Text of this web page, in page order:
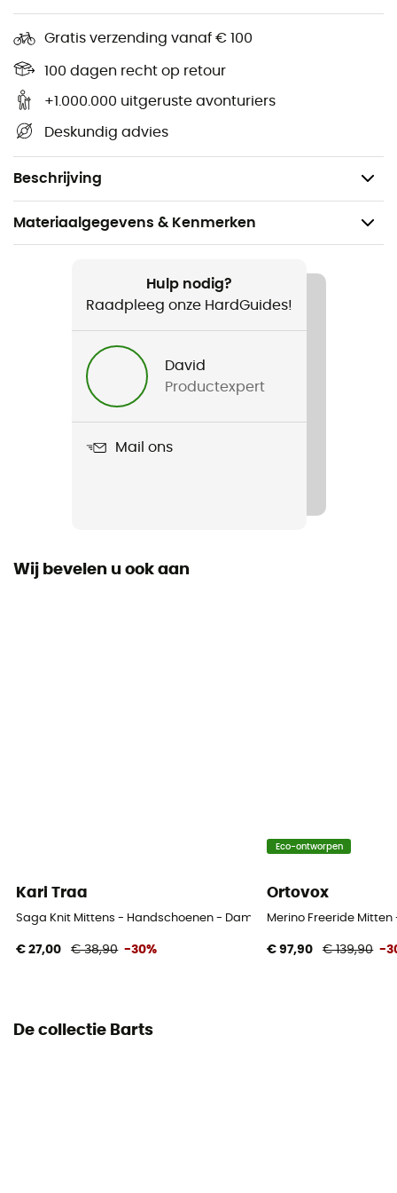
Gratis verzending vanaf € 100
100 dagen recht op retour
+1.000.000 uitgeruste avonturiers
Deskundig advies
Beschrijving
Perfect te combineren met een bont hoofdband,
een Josh hoed, een bont hoofdband en een
Lucerne bomber
80% acryl 20% polyester
Voering 100% polyester
Materiaalgegevens & Kenmerken
Alpine Skiën / All Mountain Skiën / Wintersport
Hulp nodig?
Raadpleeg onze HardGuides!
David
Productexpert
Mail ons
Wij bevelen u ook aan
Kari Traa
Saga Knit Mittens - Handschoenen - Dames
€ 27,00 € 38,90 -30%
Eco-ontworpen
Ortovox
Merino Freeride
€ 97,90 € 139,90 -
De collectie Barts